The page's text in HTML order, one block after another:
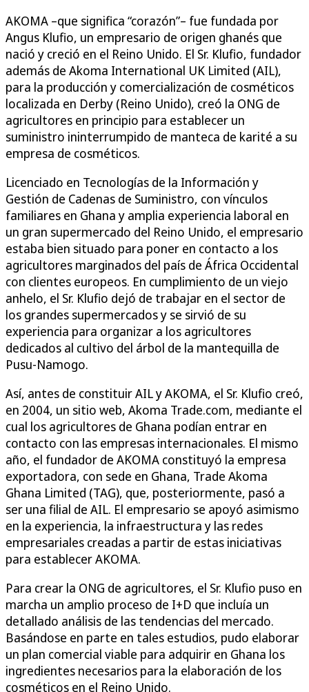
AKOMA –que significa “corazón”– fue fundada por
Angus Klufio, un empresario de origen ghanés que
nació y creció en el Reino Unido. El Sr. Klufio, fundador
además de Akoma International UK Limited (AIL),
para la producción y comercialización de cosméticos
localizada en Derby (Reino Unido), creó la ONG de
agricultores en principio para establecer un
suministro ininterrumpido de manteca de karité a su
empresa de cosméticos.
Licenciado en Tecnologías de la Información y
Gestión de Cadenas de Suministro, con vínculos
familiares en Ghana y amplia experiencia laboral en
un gran supermercado del Reino Unido, el empresario
estaba bien situado para poner en contacto a los
agricultores marginados del país de África Occidental
con clientes europeos. En cumplimiento de un viejo
anhelo, el Sr. Klufio dejó de trabajar en el sector de
los grandes supermercados y se sirvió de su
experiencia para organizar a los agricultores
dedicados al cultivo del árbol de la mantequilla de
Pusu-Namogo.
Así, antes de constituir AIL y AKOMA, el Sr. Klufio creó,
en 2004, un sitio web, Akoma Trade.com, mediante el
cual los agricultores de Ghana podían entrar en
contacto con las empresas internacionales. El mismo
año, el fundador de AKOMA constituyó la empresa
exportadora, con sede en Ghana, Trade Akoma
Ghana Limited (TAG), que, posteriormente, pasó a
ser una filial de AIL. El empresario se apoyó asimismo
en la experiencia, la infraestructura y las redes
empresariales creadas a partir de estas iniciativas
para establecer AKOMA.
Para crear la ONG de agricultores, el Sr. Klufio puso en
marcha un amplio proceso de I+D que incluía un
detallado análisis de las tendencias del mercado.
Basándose en parte en tales estudios, pudo elaborar
un plan comercial viable para adquirir en Ghana los
ingredientes necesarios para la elaboración de los
cosméticos en el Reino Unido.